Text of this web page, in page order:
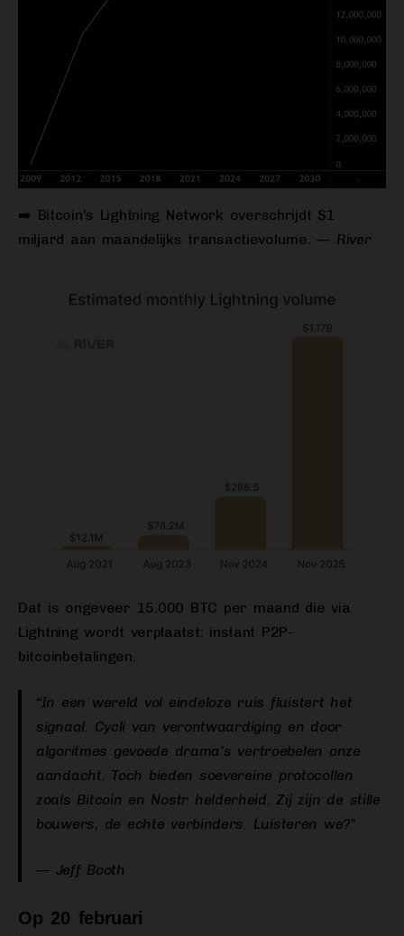
➡️ Bitcoin’s Lightning Network overschrijdt $1
miljard aan maandelijks transactievolume.— River
Dat is ongeveer 15.000 BTC per maand die via
Lightning wordt verplaatst: instant P2P-
bitcoinbetalingen.
“In een wereld vol eindeloze ruis fluistert het
signaal. Cycli van verontwaardiging en door
algoritmes gevoede drama’s vertroebelen onze
aandacht. Toch bieden soevereine protocollen
zoals Bitcoin en Nostr helderheid. Zij zijn de stille
bouwers, de echte verbinders. Luisteren we?”
— Jeff Booth
Op 20 februari